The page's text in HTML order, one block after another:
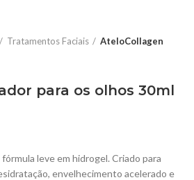
Tratamentos Faciais AteloCollagen
para os olhos 30ml
leve em hidrogel. Criado para
envelhecimento acelerado e